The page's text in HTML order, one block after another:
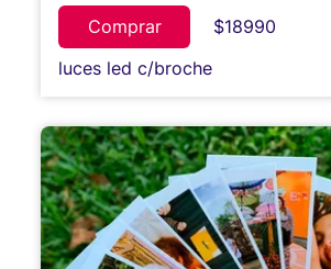
Comprar
$18990
luces led c/broche